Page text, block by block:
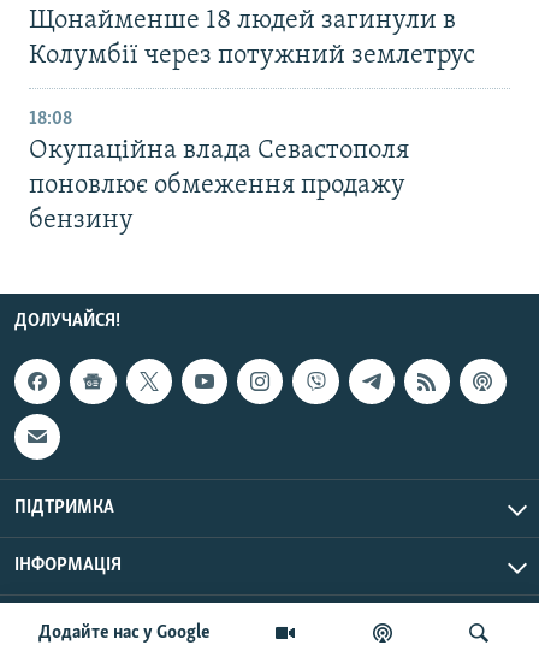
Додайте нас у Google
Щонайменше 18 людей загинули в
Колумбії через потужний землетрус
18:08
Окупаційна влада Севастополя
поновлює обмеження продажу
бензину
ДОЛУЧАЙСЯ!
ПІДТРИМКА
ІНФОРМАЦІЯ
© Радіо Свобода, 2026 | Усі права застережено.
UTC+3